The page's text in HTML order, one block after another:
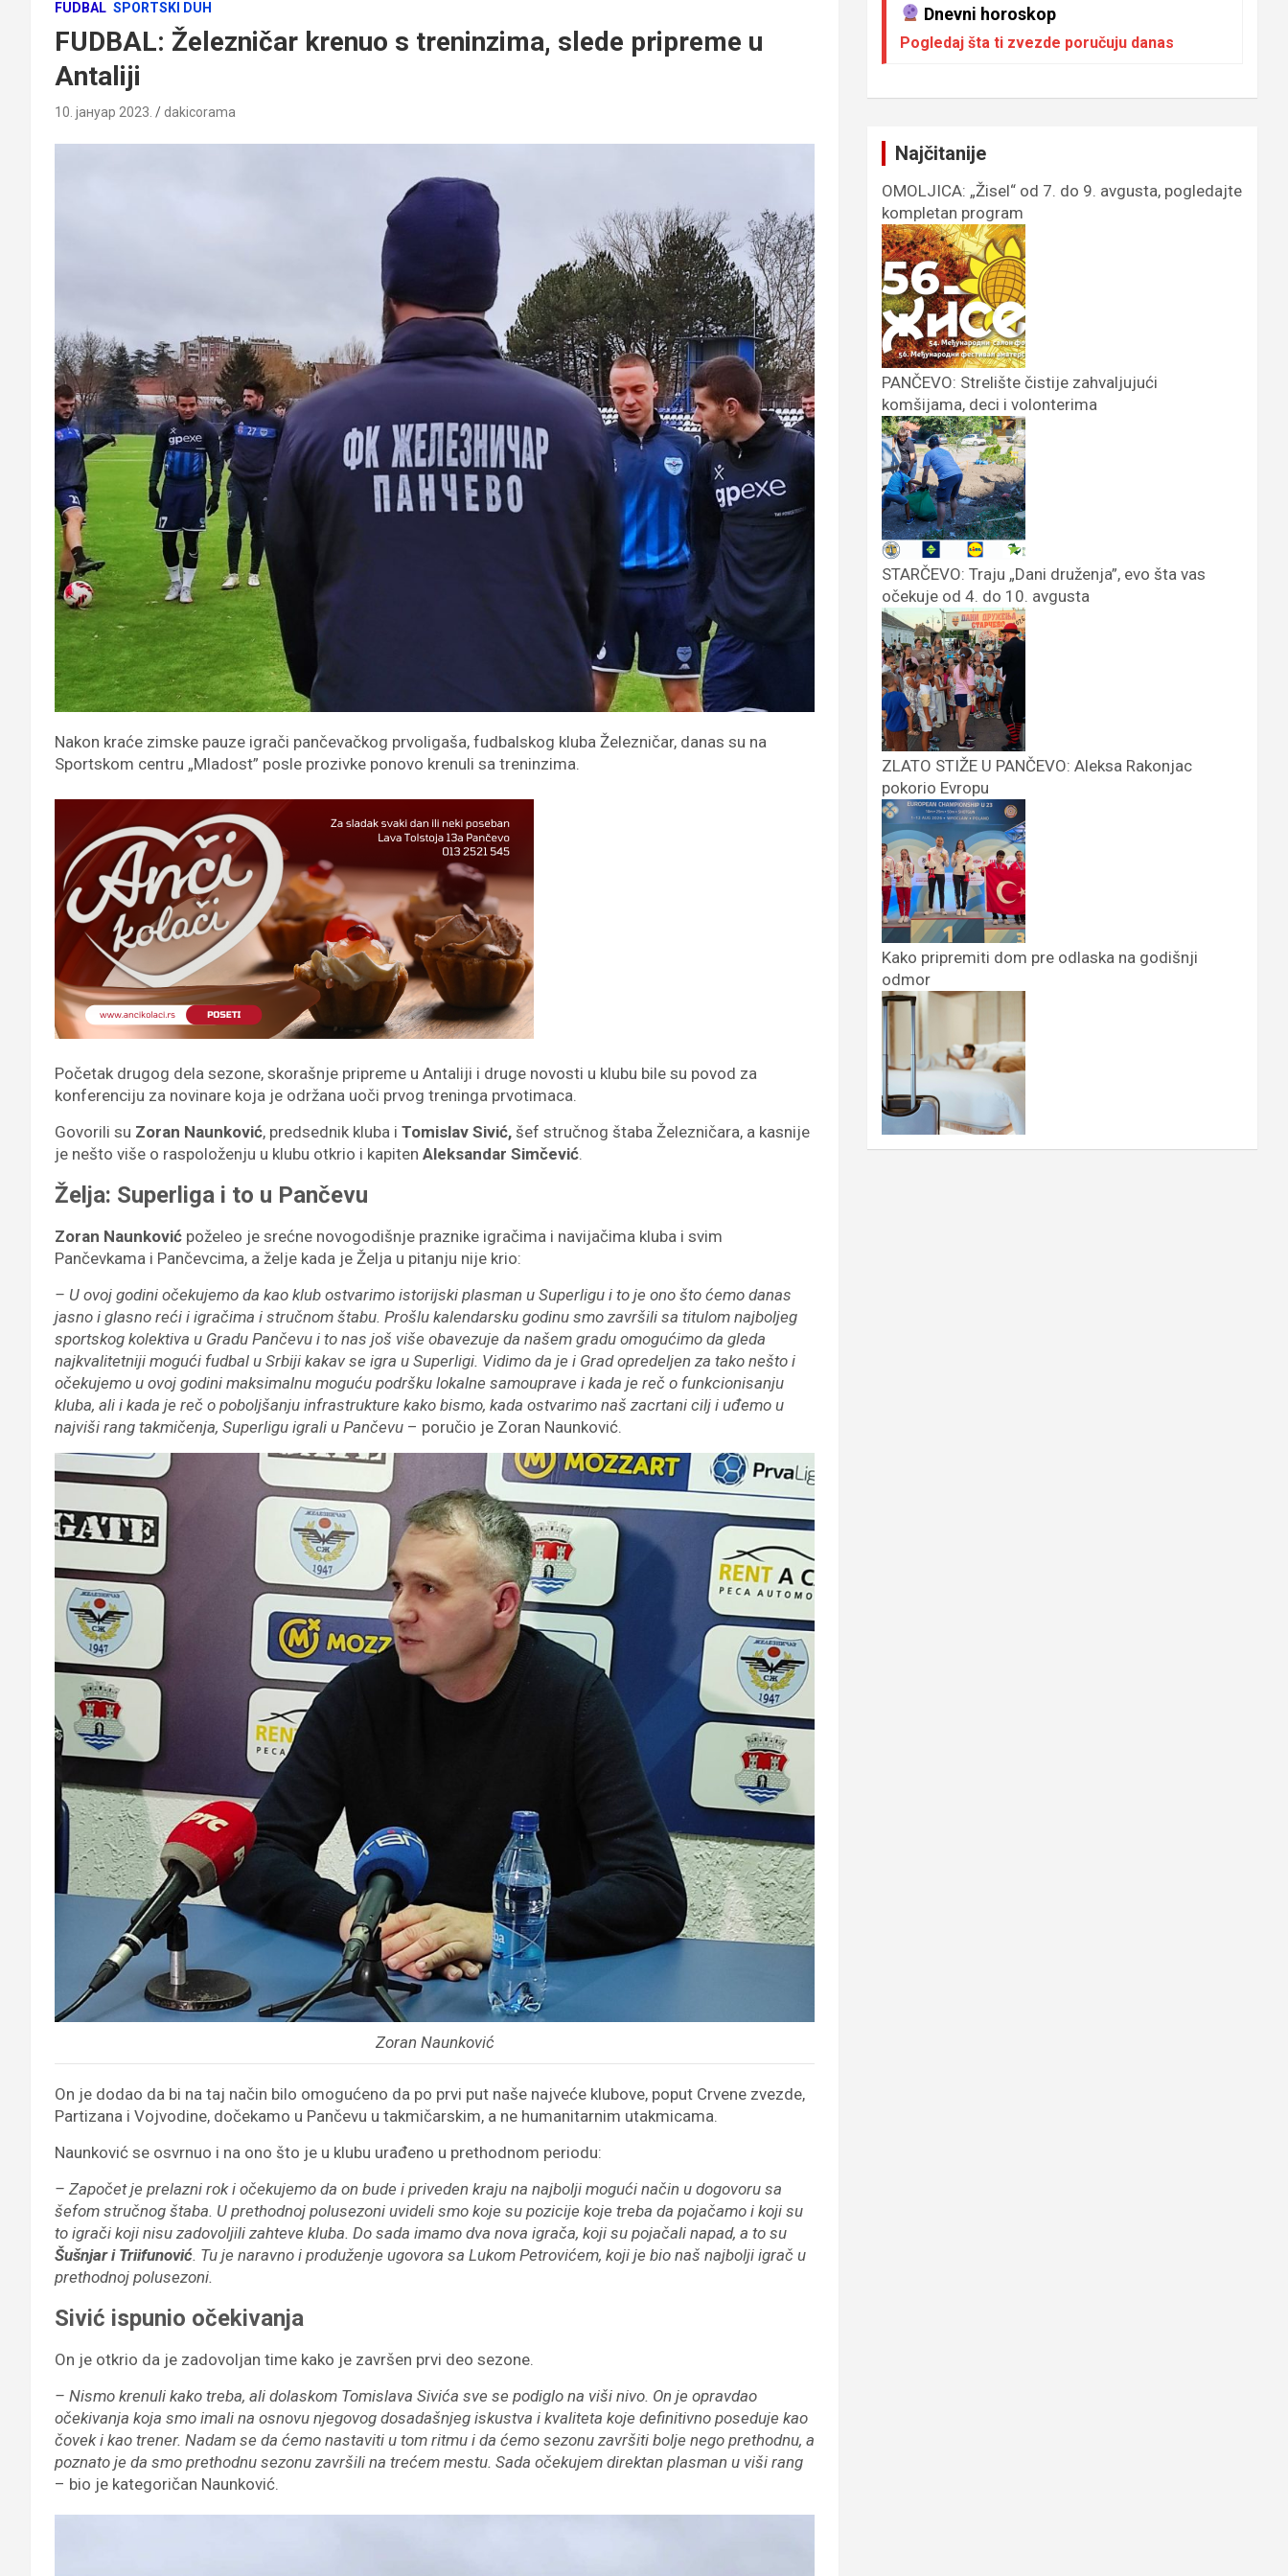
FUDBAL SPORTSKI DUH
FUDBAL: Železničar krenuo s treninzima, slede pripreme u
Antaliji
10. јануар 2023. dakicorama
Nakon kraće zimske pauze igrači pančevačkog prvoligaša, fudbalskog kluba Železničar, danas su na
Sportskom centru „Mladost” posle prozivke ponovo krenuli sa treninzima.
Početak drugog dela sezone, skorašnje pripreme u Antaliji i druge novosti u klubu bile su povod za
konferenciju za novinare koja je održana uoči prvog treninga prvotimaca.
Govorili su Zoran Naunković, predsednik kluba i Tomislav Sivić, šef stručnog štaba Železničara, a kasnije
je nešto više o raspoloženju u klubu otkrio i kapiten Aleksandar Simčević.
Želja: Superliga i to u Pančevu
Zoran Naunković poželeo je srećne novogodišnje praznike igračima i navijačima kluba i svim
Pančevkama i Pančevcima, a želje kada je Želja u pitanju nije krio:
– U ovoj godini očekujemo da kao klub ostvarimo istorijski plasman u Superligu i to je ono što ćemo danas
jasno i glasno reći i igračima i stručnom štabu. Prošlu kalendarsku godinu smo završili sa titulom najboljeg
sportskog kolektiva u Gradu Pančevu i to nas još više obavezuje da našem gradu omogućimo da gleda
najkvalitetniji mogući fudbal u Srbiji kakav se igra u Superligi. Vidimo da je i Grad opredeljen za tako nešto i
očekujemo u ovoj godini maksimalnu moguću podršku lokalne samouprave i kada je reč o funkcionisanju
kluba, ali i kada je reč o poboljšanju infrastrukture kako bismo, kada ostvarimo naš zacrtani cilj i uđemo u
najviši rang takmičenja, Superligu igrali u Pančevu – poručio je Zoran Naunković.
Zoran Naunković
On je dodao da bi na taj način bilo omogućeno da po prvi put naše najveće klubove, poput Crvene zvezde,
Partizana i Vojvodine, dočekamo u Pančevu u takmičarskim, a ne humanitarnim utakmicama.
Naunković se osvrnuo i na ono što je u klubu urađeno u prethodnom periodu:
– Započet je prelazni rok i očekujemo da on bude i priveden kraju na najbolji mogući način u dogovoru sa
šefom stručnog štaba. U prethodnoj polusezoni uvideli smo koje su pozicije koje treba da pojačamo i koji su
to igrači koji nisu zadovoljili zahteve kluba. Do sada imamo dva nova igrača, koji su pojačali napad, a to su
Šušnjar i Triifunović. Tu je naravno i produženje ugovora sa Lukom Petrovićem, koji je bio naš najbolji igrač u
prethodnoj polusezoni.
Sivić ispunio očekivanja
On je otkrio da je zadovoljan time kako je završen prvi deo sezone.
– Nismo krenuli kako treba, ali dolaskom Tomislava Sivića sve se podiglo na viši nivo. On je opravdao
očekivanja koja smo imali na osnovu njegovog dosadašnjeg iskustva i kvaliteta koje definitivno poseduje kao
čovek i kao trener. Nadam se da ćemo nastaviti u tom ritmu i da ćemo sezonu završiti bolje nego prethodnu, a
poznato je da smo prethodnu sezonu završili na trećem mestu. Sada očekujem direktan plasman u viši rang
– bio je kategoričan Naunković.
Dnevni horoskop
Pogledaj šta ti zvezde poručuju danas
Najčitanije
OMOLJICA: „Žisel“ od 7. do 9. avgusta, pogledajte
kompletan program
PANČEVO: Strelište čistije zahvaljujući
komšijama, deci i volonterima
STARČEVO: Traju „Dani druženja”, evo šta vas
očekuje od 4. do 10. avgusta
ZLATO STIŽE U PANČEVO: Aleksa Rakonjac
pokorio Evropu
Kako pripremiti dom pre odlaska na godišnji
odmor